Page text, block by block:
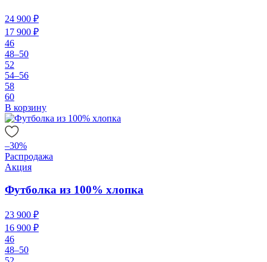
24 900 ₽
17 900 ₽
46
48–50
52
54–56
58
60
В корзину
–30%
Распродажа
Акция
Футболка из 100% хлопка
23 900 ₽
16 900 ₽
46
48–50